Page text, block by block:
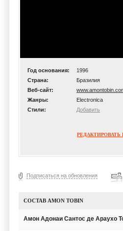
Год основания:
1996
Страна:
Бразилия
Веб-сайт:
Жанры:
Electronica
Стили:
Добавить
Подписаться на обновления
СОСТАВ AMON TOBIN
Амон Адонаи Сантос де Араухо